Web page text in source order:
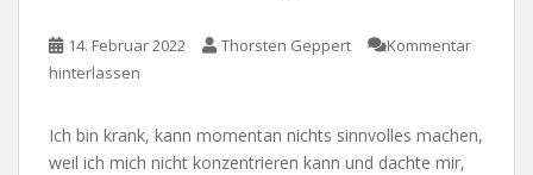
14. Februar 2022 Thorsten Geppert
Kommentar
hinterlassen
Ich bin krank, kann momentan nichts sinnvolles machen,
weil ich mich nicht konzentrieren kann und dachte mir,